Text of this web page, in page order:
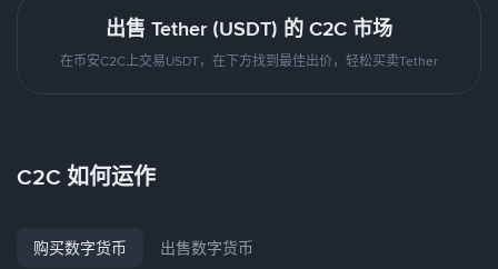
出售 Tether (USDT) 的 C2C 市场
在币安C2C上交易USDT，在下方找到最佳出价，轻松买卖Tether
C2C 如何运作
购买数字货币 出售数字货币